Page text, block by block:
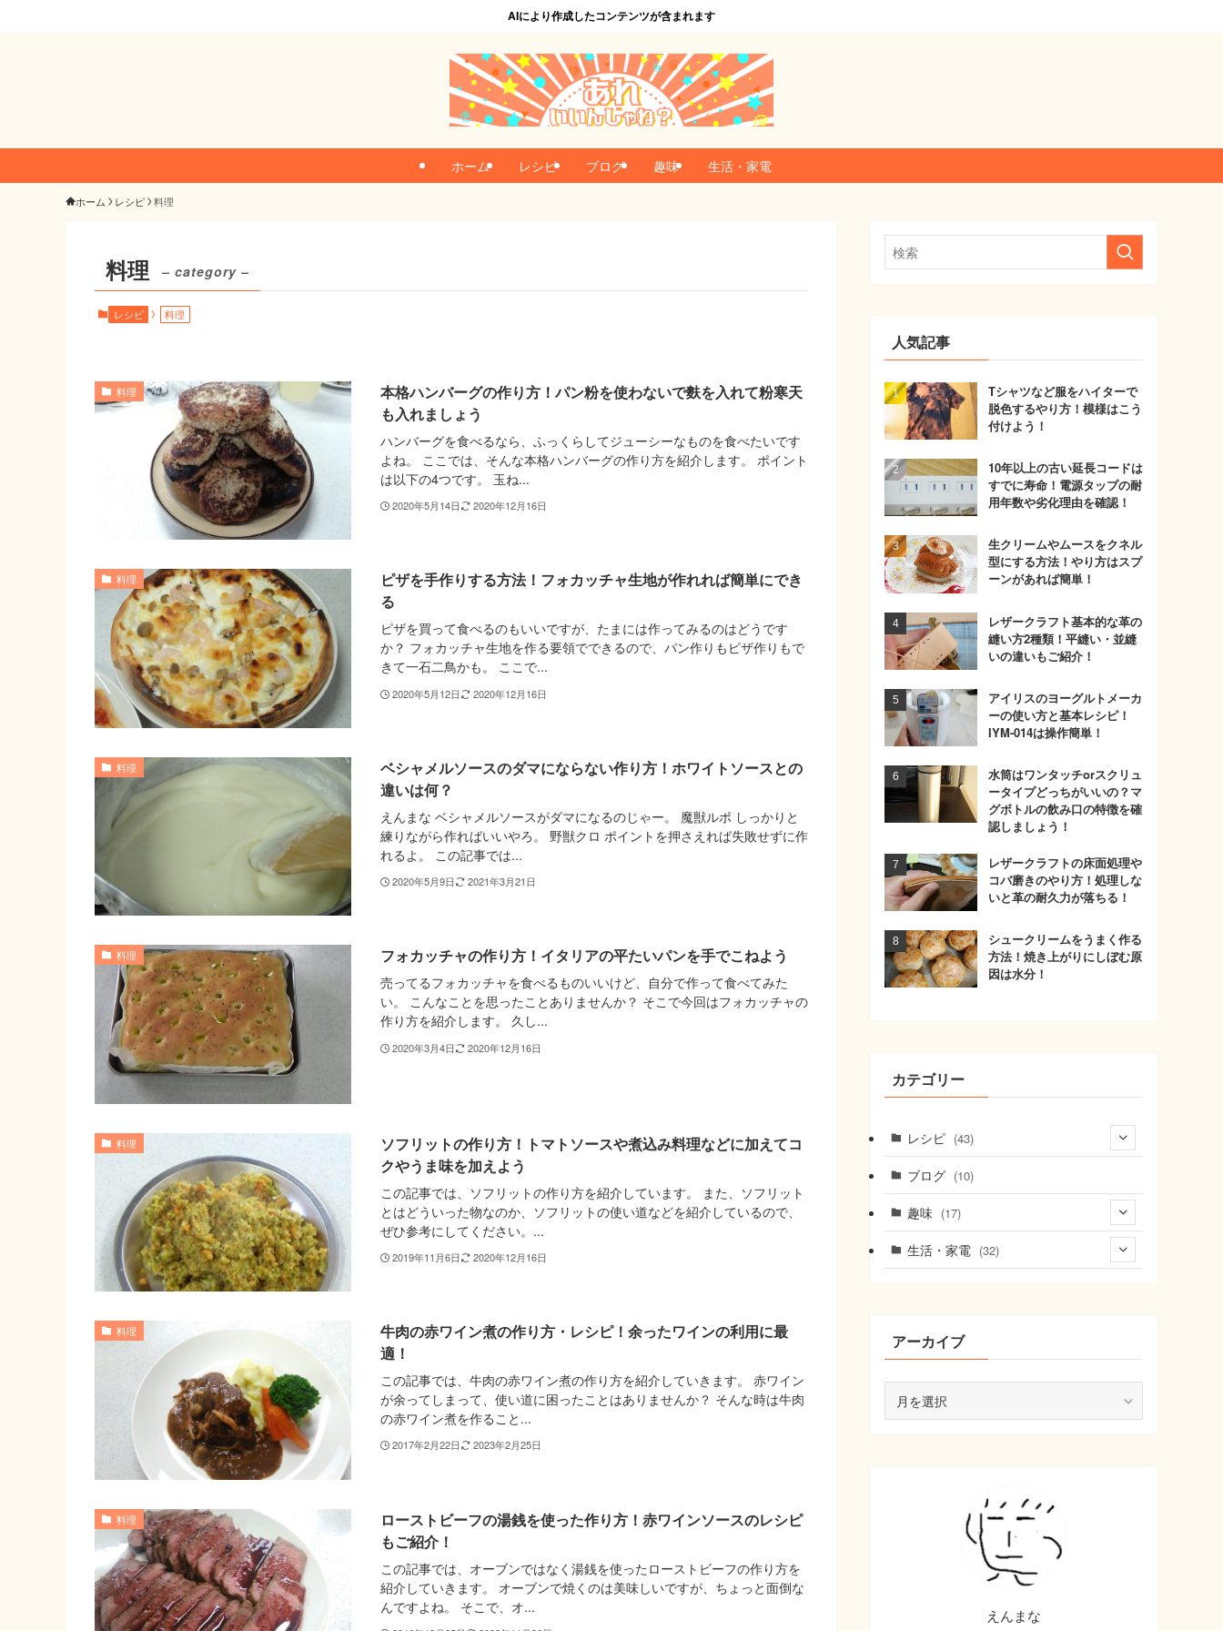
AIにより作成したコンテンツが含まれます
ホーム レシピ ブログ 趣味 生活・家電
ホーム レシピ 料理
料理 – category –
レシピ 料理
料理
本格ハンバーグの作り方！パン粉を使わないで麩を入れて粉寒天
も入れましょう
ハンバーグを食べるなら、ふっくらしてジューシーなものを食べたいです
よね。 ここでは、そんな本格ハンバーグの作り方を紹介します。 ポイント
は以下の4つです。 玉ね...
2020年5月14日 2020年12月16日
料理
ピザを手作りする方法！フォカッチャ生地が作れれば簡単にでき
る
ピザを買って食べるのもいいですが、たまには作ってみるのはどうです
か？ フォカッチャ生地を作る要領でできるので、パン作りもピザ作りもで
きて一石二鳥かも。 ここで...
2020年5月12日 2020年12月16日
料理
ベシャメルソースのダマにならない作り方！ホワイトソースとの
違いは何？
えんまな ベシャメルソースがダマになるのじゃー。 魔獣ルポ しっかりと
練りながら作ればいいやろ。 野獣クロ ポイントを押さえれば失敗せずに作
れるよ。 この記事では...
2020年5月9日 2021年3月21日
料理 フォカッチャの作り方！イタリアの平たいパンを手でこねよう
売ってるフォカッチャを食べるものいいけど、自分で作って食べてみた
い。 こんなことを思ったことありませんか？ そこで今回はフォカッチャの
作り方を紹介します。 久し...
2020年3月4日 2020年12月16日
料理
ソフリットの作り方！トマトソースや煮込み料理などに加えてコ
クやうま味を加えよう
この記事では、ソフリットの作り方を紹介しています。 また、ソフリット
とはどういった物なのか、ソフリットの使い道などを紹介しているので、
ぜひ参考にしてください。...
2019年11月6日 2020年12月16日
料理
牛肉の赤ワイン煮の作り方・レシピ！余ったワインの利用に最
適！
この記事では、牛肉の赤ワイン煮の作り方を紹介していきます。 赤ワイン
が余ってしまって、使い道に困ったことはありませんか？ そんな時は牛肉
の赤ワイン煮を作ること...
2017年2月22日 2023年2月25日
料理
ローストビーフの湯銭を使った作り方！赤ワインソースのレシピ
もご紹介！
この記事では、オーブンではなく湯銭を使ったローストビーフの作り方を
紹介していきます。 オーブンで焼くのは美味しいですが、ちょっと面倒な
んですよね。 そこで、オ...
人気記事
Tシャツなど服をハイターで
脱色するやり方！模様はこう
付けよう！
10年以上の古い延長コードは
すでに寿命！電源タップの耐
用年数や劣化理由を確認！
生クリームやムースをクネル
型にする方法！やり方はスプ
ーンがあれば簡単！
レザークラフト基本的な革の
縫い方2種類！平縫い・並縫
いの違いもご紹介！
アイリスのヨーグルトメーカ
ーの使い方と基本レシピ！
IYM-014は操作簡単！
水筒はワンタッチorスクリュ
ータイプどっちがいいの？マ
グボトルの飲み口の特徴を確
認しましょう！
レザークラフトの床面処理や
コバ磨きのやり方！処理しな
いと革の耐久力が落ちる！
シュークリームをうまく作る
方法！焼き上がりにしぼむ原
因は水分！
カテゴリー
レシピ (43)
(7)
(21)
(6)
ブログ (10)
趣味 (17)
(9)
生活・家電 (32)
アーカイブ
えんまな